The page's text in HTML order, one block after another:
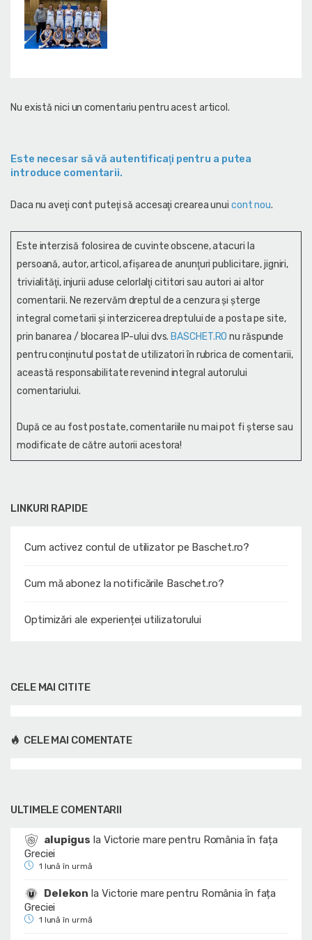
LINKURI RAPIDE
Cum activez contul de utilizator pe Baschet.ro?
Cum mă abonez la notificările Baschet.ro?
Optimizări ale experienței utilizatorului
Nu există nici un comentariu pentru acest articol.
Este necesar să vă autentificaţi pentru a putea
introduce comentarii.
Daca nu aveţi cont puteţi să accesaţi crearea unui cont nou.
Este interzisă folosirea de cuvinte obscene, atacuri la
persoană, autor, articol, afişarea de anunţuri publicitare, jigniri,
trivialităţi, injurii aduse celorlalţi cititori sau autori ai altor
comentarii. Ne rezervăm dreptul de a cenzura și şterge
integral cometarii și interzicerea dreptului de a posta pe site,
prin banarea / blocarea IP-ului dvs. BASCHET.RO nu răspunde
pentru conţinutul postat de utilizatori în rubrica de comentarii,
această responsabilitate revenind integral autorului
comentariului.
După ce au fost postate, comentariile nu mai pot fi șterse sau
modificate de către autorii acestora!
CELE MAI CITITE
CELE MAI COMENTATE
ULTIMELE COMENTARII
alupigus la Victorie mare pentru România în fața
Greciei
1 lună în urmă
Delekon la Victorie mare pentru România în fața
Greciei
1 lună în urmă